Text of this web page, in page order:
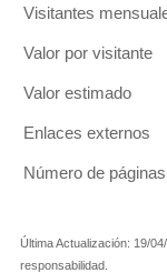
Visitantes
Valor por visitante
Valor estimado
Enlaces externos
Número de páginas
Última Actualización: 19/
responsabilidad.